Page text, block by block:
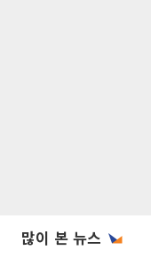
많이 본 뉴스